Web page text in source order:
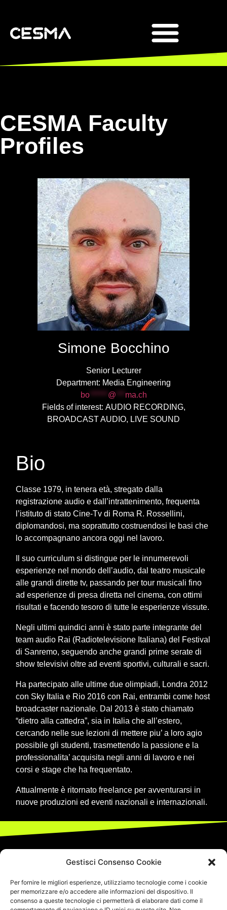
Gestisci Consenso Cookie
Per fornire le migliori esperienze, utilizziamo tecnologie come i cookie
per memorizzare e/o accedere alle informazioni del dispositivo. Il
consenso a queste tecnologie ci permetterà di elaborare dati come il
CESMA Faculty
Profiles
Simone Bocchino
Senior Lecturer
Department: Media Engineering
bo****** @
ma.ch
Fields of interest: AUDIO RECORDING,
BROADCAST AUDIO, LIVE SOUND
Bio
Classe 1979, in tenera età, stregato dalla
registrazione audio e dall’intrattenimento, frequenta
l’istituto di stato Cine-Tv di Roma R. Rossellini,
diplomandosi, ma soprattutto costruendosi le basi che
lo accompagnano ancora oggi nel lavoro.
Il suo curriculum si distingue per le innumerevoli
esperienze nel mondo dell’audio, dal teatro musicale
alle grandi dirette tv, passando per tour musicali fino
ad esperienze di presa diretta nel cinema, con ottimi
risultati e facendo tesoro di tutte le esperienze vissute.
Negli ultimi quindici anni è stato parte integrante del
team audio Rai (Radiotelevisione Italiana) del Festival
di Sanremo, seguendo anche grandi prime serate di
show televisivi oltre ad eventi sportivi, culturali e sacri.
Ha partecipato alle ultime due olimpiadi, Londra 2012
con Sky Italia e Rio 2016 con Rai, entrambi come host
broadcaster nazionale. Dal 2013 è stato chiamato
“dietro alla cattedra”, sia in Italia che all’estero,
cercando nelle sue lezioni di mettere piu’ a loro agio
possibile gli studenti, trasmettendo la passione e la
professionalita’ acquisita negli anni di lavoro e nei
corsi e stage che ha frequentato.
Attualmente è ritornato freelance per avventurarsi in
nuove produzioni ed eventi nazionali e internazionali.